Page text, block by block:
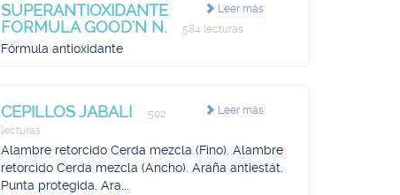
Leer más
SUPERANTIOXIDANTE
FORMULA GOOD'N N.
584 lecturas
Fórmula antioxidante
Leer más
CEPILLOS JABALI
502
lecturas
Alambre retorcido Cerda mezcla (Fino). Alambre
retorcido Cerda mezcla (Ancho). Araña antiestát.
Punta protegida. Ara...